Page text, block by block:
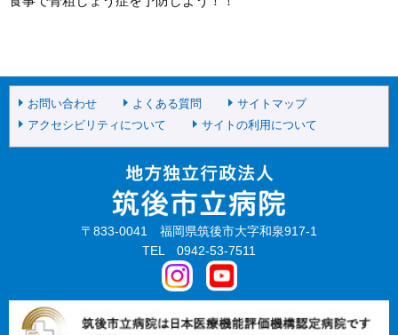
お問い合わせ よくある質問
サイトマップ
アクセシビリティについて
サイトの利用について
〒833-0041 福岡県筑後市大字和泉917-1
TEL 0942-53-7511